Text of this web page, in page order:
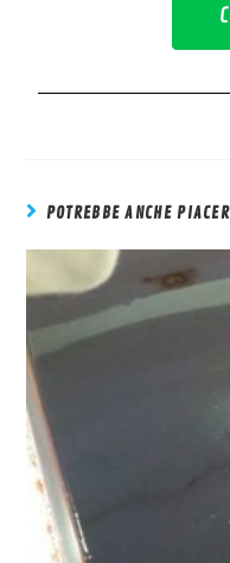
POTREBBE ANCHE